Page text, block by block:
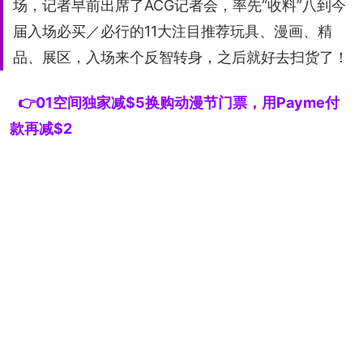
场，记者早前出席了ACG记者会，率先“收料”八到今
届入场必买／必行的11大注目推荐玩具、漫画、精
品、展区，入场来个反智转身，之后就好去扫货了！
👉01空间独家减$5换购动漫节门票，用Payme付
款再减$2